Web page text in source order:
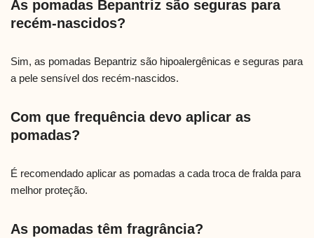
As pomadas Bepantriz são seguras para
recém-nascidos?
Sim, as pomadas Bepantriz são hipoalergênicas e seguras para
a pele sensível dos recém-nascidos.
Com que frequência devo aplicar as
pomadas?
É recomendado aplicar as pomadas a cada troca de fralda para
melhor proteção.
As pomadas têm fragrância?